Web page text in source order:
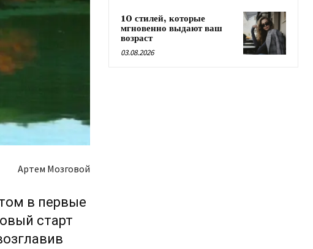
Артем Мозговой
в первые
старт
10 стилей, которые
мгновенно выдают ваш
возраст
03.08.2026